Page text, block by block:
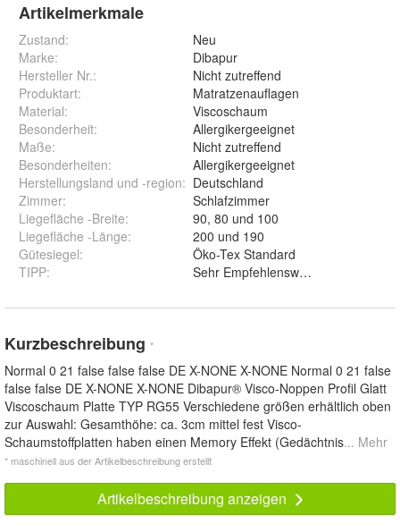
Artikelmerkmale
Zustand:
Neu
Marke:
Dibapur
Hersteller Nr.:
Nicht zutreffend
Produktart:
Matratzenauflagen
Material:
Viscoschaum
Besonderheit:
Allergikergeeignet
Maße:
Nicht zutreffend
Besonderheiten:
Allergikergeeignet
Herstellungsland und -region: Deutschland
Zimmer:
Schlafzimmer
Liegefläche -Breite:
90, 80 und 100
Liegefläche -Länge:
200 und 190
Gütesiegel:
Öko-Tex Standard
TIPP: Sehr Empfehlenswertes Produkt!
Kurzbeschreibung *
Normal 0 21 false false false DE X-NONE X-NONE Normal 0 21 false
false false DE X-NONE X-NONE Dibapur® Visco-Noppen Profil Glatt
Viscoschaum Platte TYP RG55 Verschiedene größen erhältlich oben
zur Auswahl: Gesamthöhe: ca. 3cm mittel fest Visco-
Schaumstoffplatten haben einen Memory Effekt (Gedächtnis... Mehr
* maschinell aus der Artikelbeschreibung erstellt
Artikelbeschreibung anzeigen